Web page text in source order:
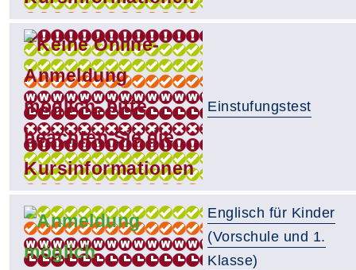
Einstufungstest
Englisch für Kinder
(Vorschule und 1.
Klasse)